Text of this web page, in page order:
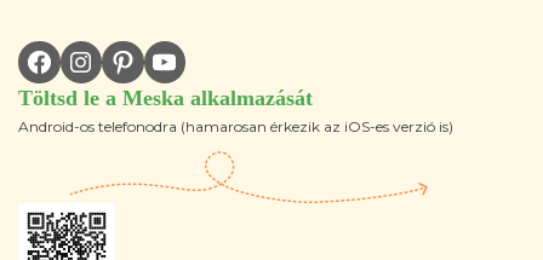
Töltsd le a Meska alkalmazását
Android-os telefonodra (hamarosan érkezik az iOS-es verzió is)